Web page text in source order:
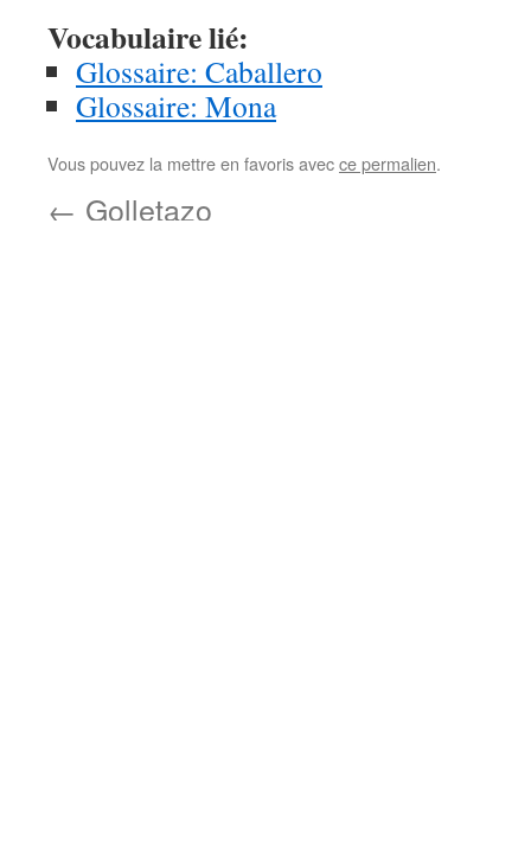
Vocabulaire lié:
Glossaire: Caballero
Glossaire: Mona
Vous pouvez la mettre en favoris avecce permalien.
← Golletazo